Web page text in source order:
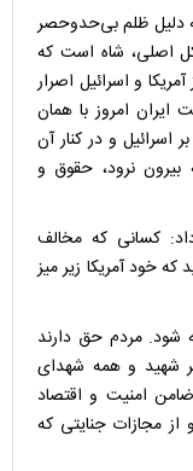
دلیل ظلم بی‌حدوحصر
اصلی، شاه است که
و اسرائیل اصرار
ایران امروز با همان
اسرائیل و در کنار آن
نرود، حقوق و
کسانی که مخالف
خود آمریکا زیر میز
شود. مردم حق دارند
شهید و همه شهدای
امنیت و اقتصاد
از مجازات جنایتی که